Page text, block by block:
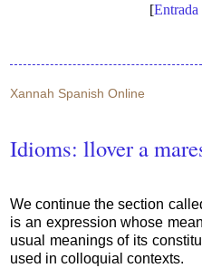
[Entrada
Xannah Spanish Online
Idioms: llover a
We continue the section
is an expression whose
usual meanings of its
used in colloquial contexts.